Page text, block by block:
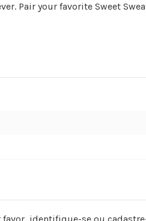
Pair your favorite Sweet